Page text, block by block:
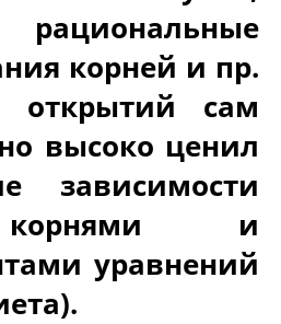
корней и пр.
открытий сам
высоко ценил
зависимости
и
уравнений